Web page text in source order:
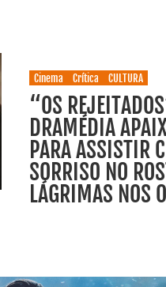
Cinema Crítica CULTURA
“OS
DRAMÉDIA
PARA ASSISTIR
SORRISO NO
LÁGRIMAS NOS